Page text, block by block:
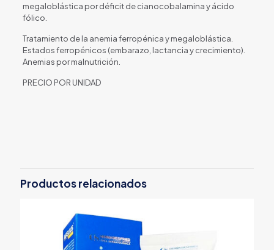
megaloblástica por déficit de cianocobalamina y ácido
fólico.
Tratamiento de la anemia ferropénica y megaloblástica.
Estados ferropénicos (embarazo, lactancia y crecimiento).
Anemias por malnutrición.
PRECIO POR UNIDAD
Productos relacionados